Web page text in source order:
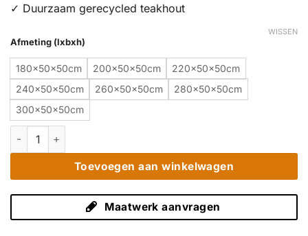
✓ Duurzaam gerecycled teakhout
Afmeting (lxbxh)
180x50x50cm 200x50x50cm
220x50x50cm
240x50x50cm
260x50x50cm
280x50x50cm
300x50x50cm
WISSEN
Modern Teak TV Meubel 200 cm - Oud Gerecycled Met Open
Toevoegen aan winkelwagen
Maatwerk aanvragen